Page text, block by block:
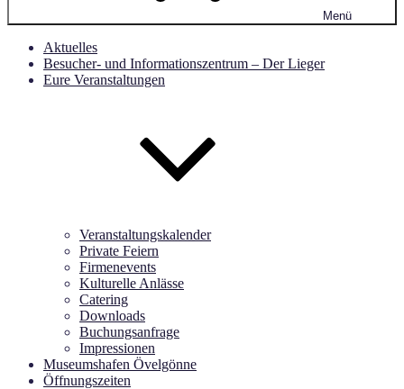
Menü
Aktuelles
Besucher- und Informationszentrum – Der Lieger
Eure Veranstaltungen
Veranstaltungskalender
Private Feiern
Firmenevents
Kulturelle Anlässe
Catering
Downloads
Buchungsanfrage
Impressionen
Museumshafen Övelgönne
Öffnungszeiten